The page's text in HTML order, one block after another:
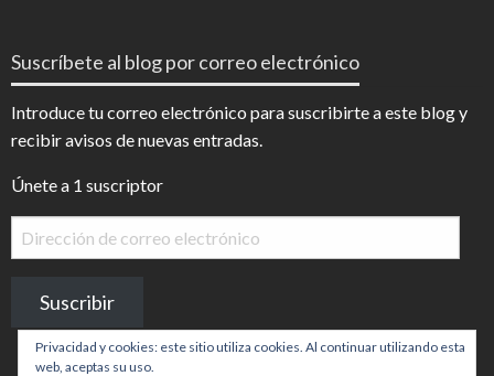
en en
Suscríbete al blog por correo electrónico
Introduce tu correo electrónico para suscribirte a este blog y
recibir avisos de nuevas entradas.
Únete a 1 suscriptor
Dirección
de
electrónico
Suscribir
Privacidad y cookies: este sitio utiliza cookies. Al continuar utilizando esta
web, aceptas su uso.